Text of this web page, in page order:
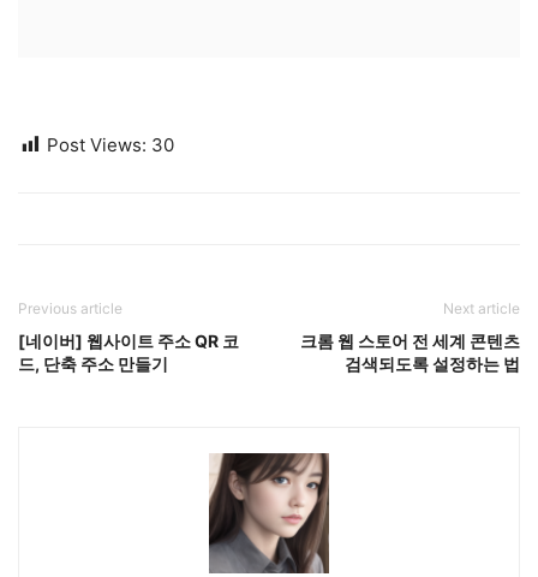
Post Views: 30
Previous article
[네이버] 웹사이트 주소 QR 코
드, 단축 주소 만들기
Next article
크롬 웹 스토어 전 세계 콘텐츠
검색되도록 설정하는 법